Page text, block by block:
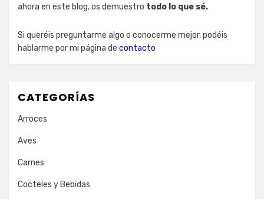
ahora en este blog, os demuestro todo lo que sé.
Si queréis preguntarme algo o conocerme mejor, podéis
hablarme por mi página de contacto
CATEGORÍAS
Arroces
Aves
Carnes
Cocteles y Bebidas